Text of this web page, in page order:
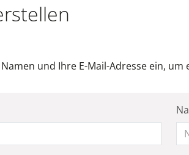
und Ihre E-Mail-Adresse ein,